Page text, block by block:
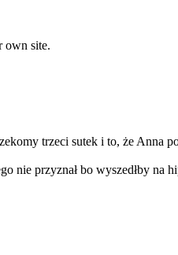
own site.
trzeci sutek i to, że Anna
nie przyznał bo wyszedłby na